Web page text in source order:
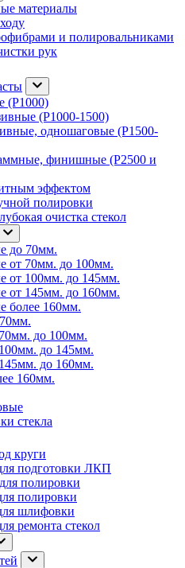
материалы
и полировальниками
рук
(P1000)
(P1000-1500)
одношаговые (P1500-
финишные (P2500 и
эффектом
полировки
очистка стекол
до 70мм.
от 70мм. до 100мм.
от 100мм. до 145мм.
от 145мм. до 160мм.
более 160мм.
до 100мм.
до 145мм.
до 160мм.
160мм.
стекла
круги
подготовки ЛКП
полировки
полировки
шлифовки
ремонта стекол